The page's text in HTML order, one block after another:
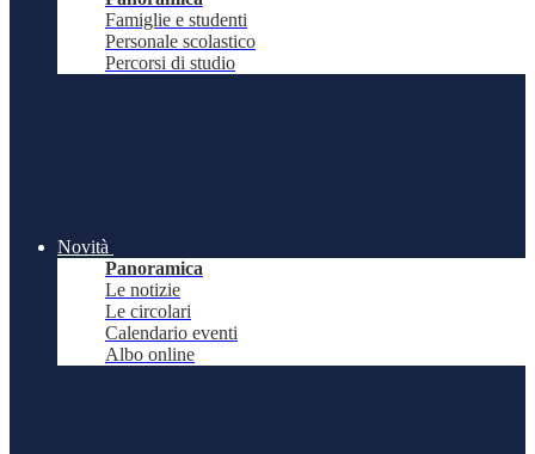
Famiglie e studenti
Personale scolastico
Percorsi di studio
Novità
Panoramica
Le notizie
Le circolari
Calendario eventi
Albo online